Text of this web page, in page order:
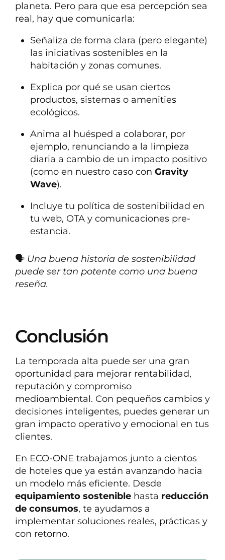
planeta. Pero para que esa percepción sea
real, hay que comunicarla:
Señaliza de forma clara (pero elegante)
las iniciativas sostenibles en la
habitación y zonas comunes.
Explica por qué se usan ciertos
productos, sistemas o amenities
ecológicos.
Anima al huésped a colaborar, por
ejemplo, renunciando a la limpieza
diaria a cambio de un impacto positivo
(como en nuestro caso con Gravity
Wave).
Incluye tu política de sostenibilidad en
tu web, OTA y comunicaciones pre-
estancia.
🗣️ Una buena historia de sostenibilidad
puede ser tan potente como una buena
reseña.
Conclusión
La temporada alta puede ser una gran
oportunidad para mejorar rentabilidad,
reputación y compromiso
medioambiental. Con pequeños cambios y
decisiones inteligentes, puedes generar un
gran impacto operativo y emocional en tus
clientes.
En ECO-ONE trabajamos junto a cientos
de hoteles que ya están avanzando hacia
un modelo más eficiente. Desde
equipamiento sostenible hasta reducción
de consumos, te ayudamos a
implementar soluciones reales, prácticas y
con retorno.